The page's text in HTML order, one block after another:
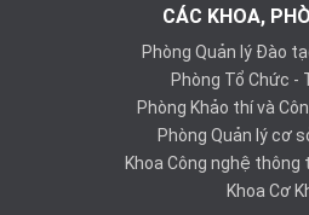
CÁC KHOA,
Phòng Quản lý Đào
Phòng Tổ Chức -
Phòng Khảo thí và
Phòng Quản lý cơ
Khoa Công nghệ
Khoa Cơ